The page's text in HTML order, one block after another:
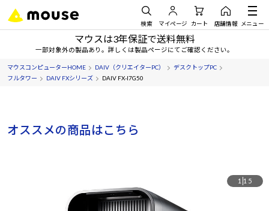
検索 マイページ カート 店舗情報 メニュー
マウスは3年保証で送料無料
一部対象外の製品あり。詳しくは製品ページにてご確認ください。
マウスコンピューターHOME DAIV（クリエイターPC）
デスクトップPC
フルタワー
DAIV FXシリーズ DAIV FX-I7G50
オススメの商品はこちら
1 15